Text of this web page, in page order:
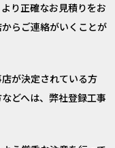
り正確なお見積りをお
らご連絡がいくことが
が決定されている方
どへは、弊社登録工事